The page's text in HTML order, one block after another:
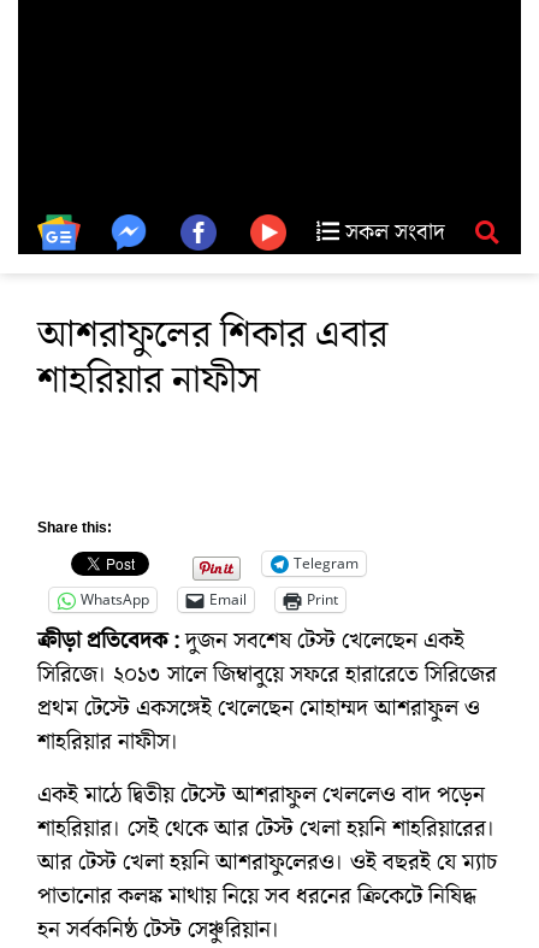
সকল সংবাদ
আশরাফুলের শিকার এবার
শাহরিয়ার নাফীস
Share this:
Telegram
WhatsApp
Email Print
ক্রীড়া প্রতিবেদক :দুজন সবশেষ টেস্ট খেলেছেন একই
সিরিজে। ২০১৩ সালে জিম্বাবুয়ে সফরে হারারেতে সিরিজের
প্রথম টেস্টে একসঙ্গেই খেলেছেন মোহাম্মদ আশরাফুল ও
শাহরিয়ার নাফীস।
একই মাঠে দ্বিতীয় টেস্টে আশরাফুল খেললেও বাদ পড়েন
শাহরিয়ার। সেই থেকে আর টেস্ট খেলা হয়নি শাহরিয়ারের।
আর টেস্ট খেলা হয়নি আশরাফুলেরও। ওই বছরই যে ম্যাচ
পাতানোর কলঙ্ক মাথায় নিয়ে সব ধরনের ক্রিকেটে নিষিদ্ধ
হন সর্বকনিষ্ঠ টেস্ট সেঞ্চুরিয়ান।